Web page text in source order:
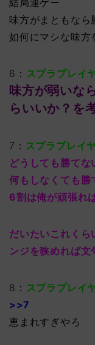
結局運ゲー
味方がまともなら
如何にマシな味方
6： スプラプレイ
味方が弱いな
らいいか？を
7： スプラプレイ
どうしても勝て
何もしなくても
6割は俺が頑張れ
だいたいこれくら
ンジを狭めれば文
8： スプラプレイ
>>7
恵まれすぎやろ